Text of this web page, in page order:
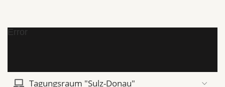
Error
Tagungsraum "Sulz-Donau"